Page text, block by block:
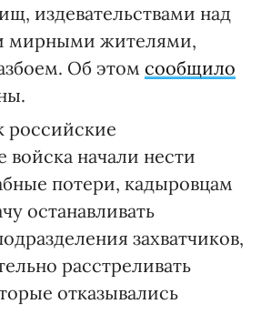
издевательствами над
мирными жителями,
Об этом сообщило
российские
войска начали нести
потери, кадыровцам
останавливать
захватчиков,
расстреливать
отказывались